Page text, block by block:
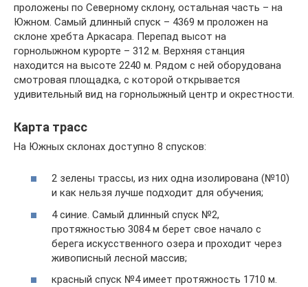
проложены по Северному склону, остальная часть – на
Южном. Самый длинный спуск – 4369 м проложен на
склоне хребта Аркасара. Перепад высот на
горнолыжном курорте – 312 м. Верхняя станция
находится на высоте 2240 м. Рядом с ней оборудована
смотровая площадка, с которой открывается
удивительный вид на горнолыжный центр и окрестности.
Карта трасс
На Южных склонах доступно 8 спусков:
2 зелены трассы, из них одна изолирована (№10)
и как нельзя лучше подходит для обучения;
4 синие. Самый длинный спуск №2,
протяжностью 3084 м берет свое начало с
берега искусственного озера и проходит через
живописный лесной массив;
красный спуск №4 имеет протяжность 1710 м.